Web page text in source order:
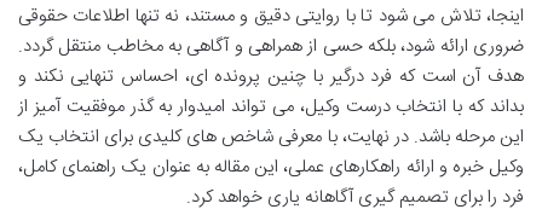
اینجا، تلاش می شود تا با روایتی دقیق و مستند، نه تنها اطلاعات حقوقی
ضروری ارائه شود، بلکه حسی از همراهی و آگاهی به مخاطب منتقل گردد.
هدف آن است که فرد درگیر با چنین پرونده ای، احساس تنهایی نکند و
بداند که با انتخاب درست وکیل، می تواند امیدوار به گذر موفقیت آمیز از
این مرحله باشد. در نهایت، با معرفی شاخص های کلیدی برای انتخاب یک
وکیل خبره و ارائه راهکارهای عملی، این مقاله به عنوان یک راهنمای کامل،
فرد را برای تصمیم گیری آگاهانه یاری خواهد کرد.